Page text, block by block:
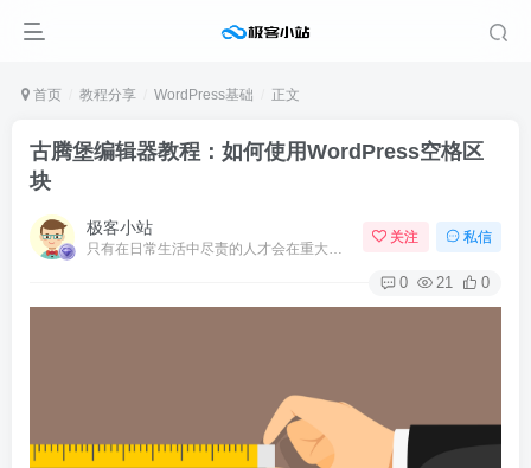
首页 教程分享 WordPress基础 正文
古腾堡编辑器教程：如何使用WordPress空格区
块
极客小站 关注 私信
0 21 0